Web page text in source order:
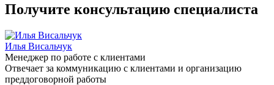
Получите консультацию специалиста
Илья Висальчук
Менеджер по работе с клиентами
Отвечает за коммуникацию с клиентами и организацию
преддоговорной работы